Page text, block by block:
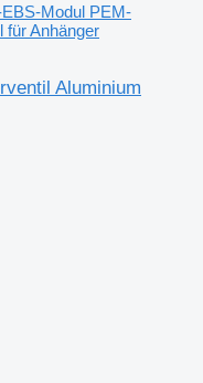
Modul PEM-
für Anhänger
Aluminium